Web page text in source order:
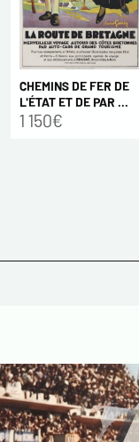
CHEMINS DE FER DE
L'ÉTAT ET DE PAR ...
1 150€